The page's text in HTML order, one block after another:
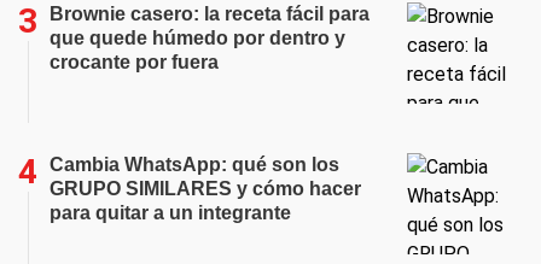
Brownie casero: la receta fácil para
que quede húmedo por dentro y
crocante por fuera
Cambia WhatsApp: qué son los
GRUPO SIMILARES y cómo hacer
para quitar a un integrante